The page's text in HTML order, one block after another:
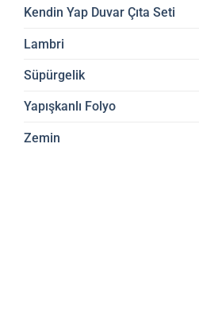
Kendin Yap Duvar Çıta Seti
Lambri
Süpürgelik
Yapışkanlı Folyo
Zemin